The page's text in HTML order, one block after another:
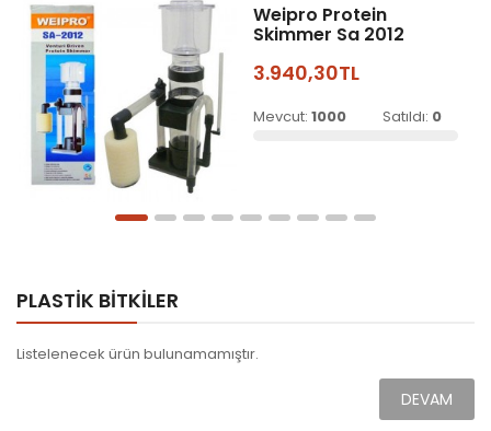
Weipro Protein
Skimmer Sa 2012
3.940,30TL
Mevcut:1000 Satıldı: 0
PLASTIK BITKILER
Listelenecek ürün bulunamamıştır.
DEVAM